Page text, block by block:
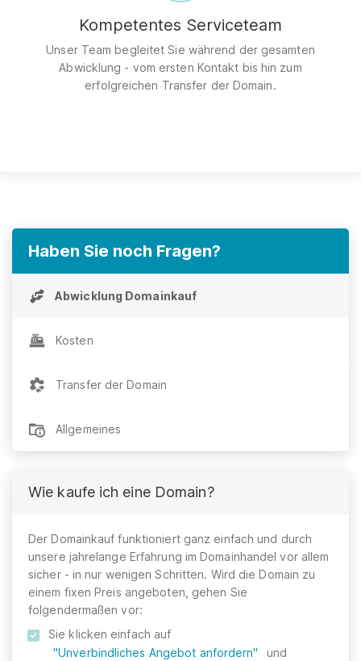
Kompetentes Serviceteam
Unser Team begleitet Sie während der gesamten
Abwicklung - vom ersten Kontakt bis hin zum
erfolgreichen Transfer der Domain.
Haben Sie noch Fragen?
Abwicklung Domainkauf
Kosten
Transfer der Domain
Allgemeines
Wie kaufe ich eine Domain?
Der Domainkauf funktioniert ganz einfach und durch
unsere jahrelange Erfahrung im Domainhandel vor allem
sicher - in nur wenigen Schritten. Wird die Domain zu
einem fixen Preis angeboten, gehen Sie
folgendermaßen vor:
Sie klicken einfach auf
"Unverbindliches Angebot anfordern"
und